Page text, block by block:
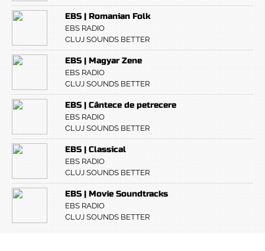
EBS | Romanian Folk
EBS RADIO
CLUJ SOUNDS BETTER
EBS | Magyar Zene
EBS RADIO
CLUJ SOUNDS BETTER
EBS | Cântece de petrecere
EBS RADIO
CLUJ SOUNDS BETTER
EBS | Classical
EBS RADIO
CLUJ SOUNDS BETTER
EBS | Movie Soundtracks
EBS RADIO
CLUJ SOUNDS BETTER